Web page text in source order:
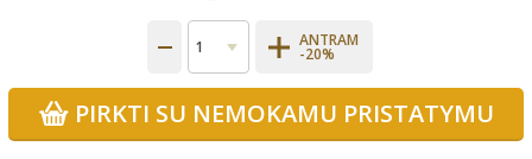
ANTRAM
-20%
PIRKTI SU NEMOKAMU PRISTATYMU